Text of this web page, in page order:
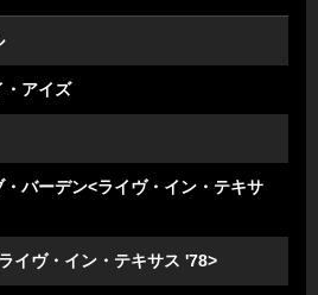
・アイズ
・バーデン<ライヴ・イン・テキサ
イヴ・イン・テキサス '78>